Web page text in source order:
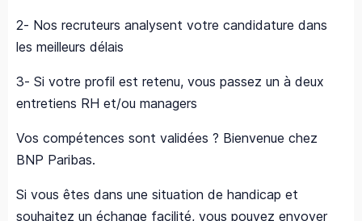
2- Nos recruteurs analysent votre candidature dans
les meilleurs délais
3- Si votre profil est retenu, vous passez un à deux
entretiens RH et/ou managers
Vos compétences sont validées ? Bienvenue chez
BNP Paribas.
Si vous êtes dans une situation de handicap et
souhaitez un échange facilité, vous pouvez envoyer